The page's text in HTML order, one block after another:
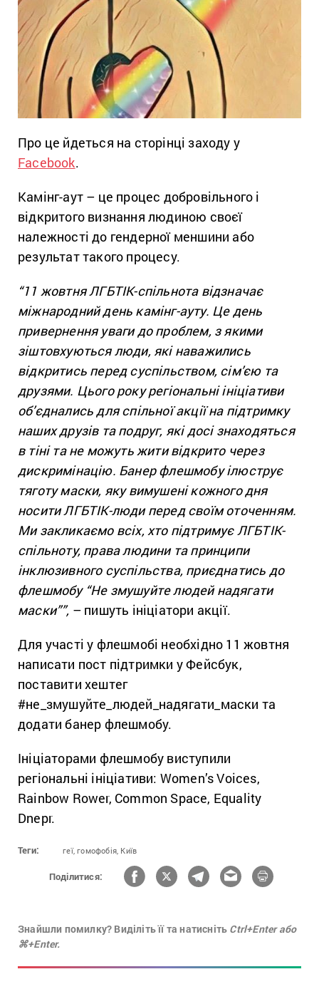
Про це йдеться на сторінці заходу у
Facebook.
Камінг-аут – це процес добровільного і
відкритого визнання людиною своєї
належності до гендерної меншини або
результат такого процесу.
“11 жовтня ЛГБТІК-спільнота відзначає
міжнародний день камінг-ауту. Це день
привернення уваги до проблем, з якими
зіштовхуються люди, які наважились
відкритись перед суспільством, сім’єю та
друзями. Цього року регіональні ініціативи
об’єднались для спільної акції на підтримку
наших друзів та подруг, які досі знаходяться
в тіні та не можуть жити відкрито через
дискримінацію. Банер флешмобу ілюструє
тяготу маски, яку вимушені кожного дня
носити ЛГБТІК-люди перед своїм оточенням.
Ми закликаємо всіх, хто підтримує ЛГБТІК-
спільноту, права людини та принципи
інклюзивного суспільства, приєднатись до
флешмобу “Не змушуйте людей надягати
маски””, – пишуть ініціатори акції.
Для участі у флешмобі необхідно 11 жовтня
написати пост підтримки у Фейсбук,
поставити хештег
#не_змушуйте_людей_надягати_маски та
додати банер флешмобу.
Ініціаторами флешмобу виступили
регіональні ініціативи: Women’s Voices,
Rainbow Rower, Common Space, Equality
Dnepr.
Теги: геї, гомофобія, Київ
Поділитися:
Знайшли помилку? Виділіть її та натисніть Ctrl+Enter або
⌘+Enter.